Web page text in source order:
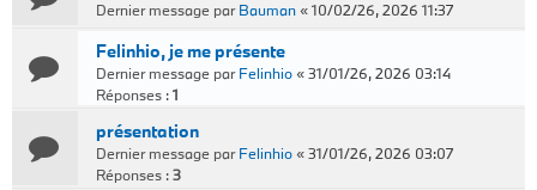
Dernier message parBauman«10/02/26, 2026 11:37
Felinhio, je me présente
Dernier message parFelinhio«31/01/26, 2026 03:14
Réponses :1
présentation
Dernier message parFelinhio«31/01/26, 2026 03:07
Réponses :3